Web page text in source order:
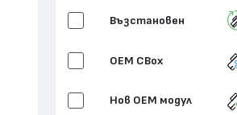
Възстановен
OEM CBox
Нов ОЕМ модул